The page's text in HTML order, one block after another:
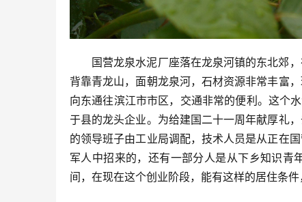
国营龙泉水泥厂座落在龙泉河镇的东北郊
背靠青龙山，面朝龙泉河，石材资源非常丰富
向东通往滨江市市区，交通非常的便利。这个
于县的龙头企业。为给建国二十一周年献厚礼
的领导班子由工业局调配，技术人员是从正在
军人中招来的，还有一部分人是从下乡知识青
间，在现在这个创业阶段，能有这样的居住条件